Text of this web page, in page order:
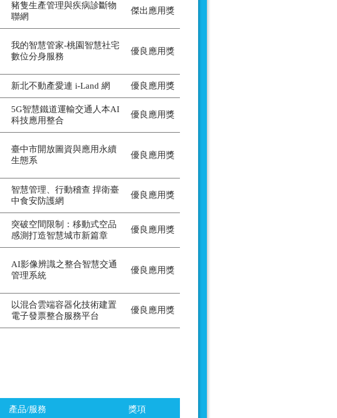
豬隻生產管理與疾病診斷物
聯網
傑出應用獎
我的智慧管家-桃園智慧社宅
數位分身服務
優良應用獎
新北不動產愛連 i-Land 網 優良應用獎
5G智慧鐵道運輸交通人本AI
科技應用整合
優良應用獎
臺中市開放圖資與應用永續
生態系
優良應用獎
智慧管理、行動稽查 捍衛臺
中食安防護網
優良應用獎
突破空間限制：移動式空品
感測打造智慧城市新篇章
優良應用獎
AI影像辨識之整合智慧交通
管理系統
優良應用獎
以混合雲端容器化技術建置
電子發票整合服務平台
優良應用獎
產品/服務 獎項